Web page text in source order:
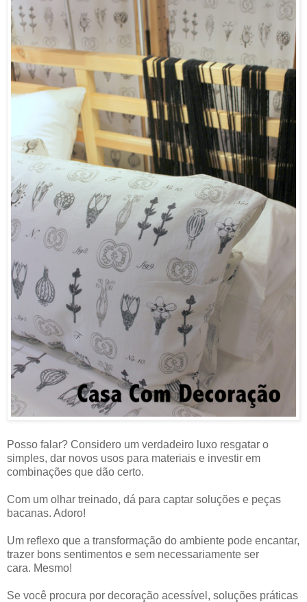
Posso falar? Considero um verdadeiro luxo resgatar o
simples, dar novos usos para materiais e investir em
combinações que dão certo.
Com um olhar treinado, dá para captar soluções e peças
bacanas. Adoro!
Um reflexo que a transformação do ambiente pode encantar,
trazer bons sentimentos e sem necessariamente ser
cara. Mesmo!
Se você procura por decoração acessível, soluções práticas